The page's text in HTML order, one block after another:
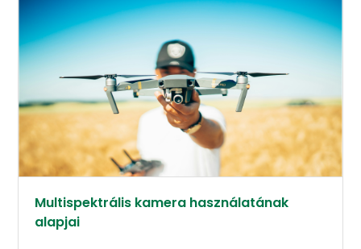
Multispektrális kamera használatának
alapjai